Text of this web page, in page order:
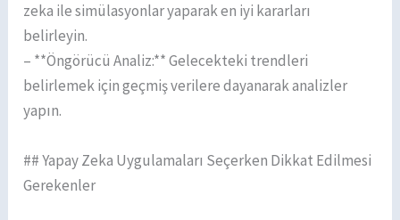
zeka ile simülasyonlar yaparak en iyi kararları
belirleyin.
– **Öngörücü Analiz:** Gelecekteki trendleri
belirlemek için geçmiş verilere dayanarak analizler
yapın.
## Yapay Zeka Uygulamaları Seçerken Dikkat Edilmesi
Gerekenler